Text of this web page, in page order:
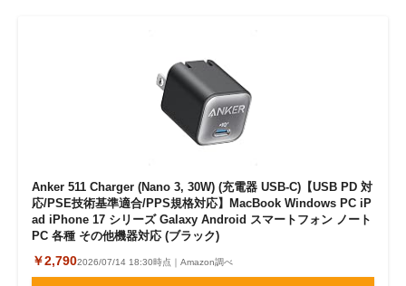
Anker 511 Charger (Nano 3, 30W) (充電器 USB-C)【USB PD 対
応/PSE技術基準適合/PPS規格対応】MacBook Windows PC iP
ad iPhone 17 シリーズ Galaxy Android スマートフォン ノート
PC 各種 その他機器対応 (ブラック)
￥2,7902026/07/14 18:30時点｜Amazon調べ